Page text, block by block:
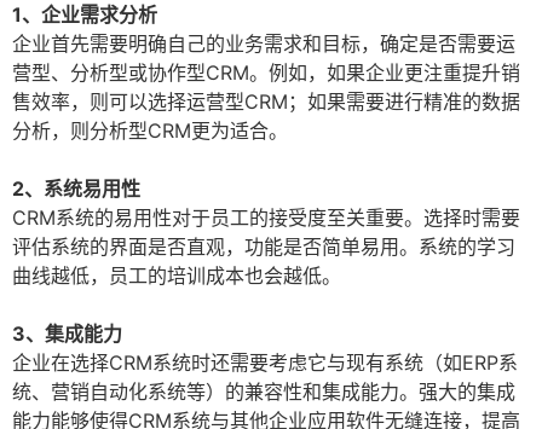
1、企业需求分析
企业首先需要明确自己的业务需求和目标，确定是否需要运
营型、分析型或协作型CRM。例如，如果企业更注重提升销
售效率，则可以选择运营型CRM；如果需要进行精准的数据
分析，则分析型CRM更为适合。
2、系统易用性
CRM系统的易用性对于员工的接受度至关重要。选择时需要
评估系统的界面是否直观，功能是否简单易用。系统的学习
曲线越低，员工的培训成本也会越低。
3、集成能力
企业在选择CRM系统时还需要考虑它与现有系统（如ERP系
统、营销自动化系统等）的兼容性和集成能力。强大的集成
能力能够使得CRM系统与其他企业应用软件无缝连接，提高